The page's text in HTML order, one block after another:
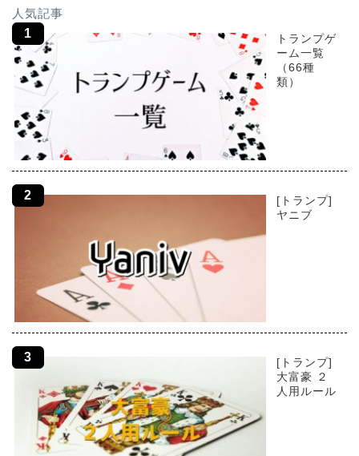
人気記事
トランプゲ
ーム一覧
（66種
類）
[トランプ]
ヤニブ
[トランプ]
大富豪 ２
人用ルール